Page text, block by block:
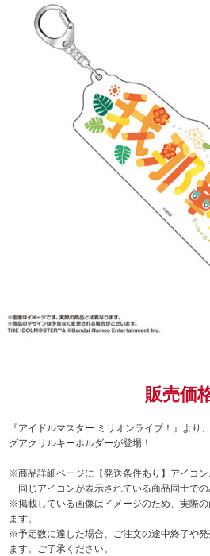
ASOBI TICKET
その他先行受付
プレミアム会員と
プロジェクトアイマス ヴイアライヴ
テイルズ オブ シリーズ
ラブライブ！
ラブライブ！サンシャイン‼
ラブライブ！虹ヶ咲学園スクールアイドル同好
販売価
『アイドルマスター ミリオンライブ！』より
グアクリルキーホルダーが登場！
※商品詳細ページに【発送条件あり】アイコン
同じアイコンが表示されている商品同士での
※掲載している画像はイメージのため、実際
ます。
※予定数に達した場合、ご注文の途中終了や
ます。ご了承ください。